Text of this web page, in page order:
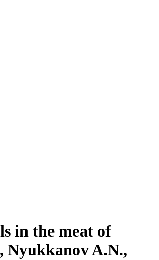
in the meat of
Nyukkanov A.N.,